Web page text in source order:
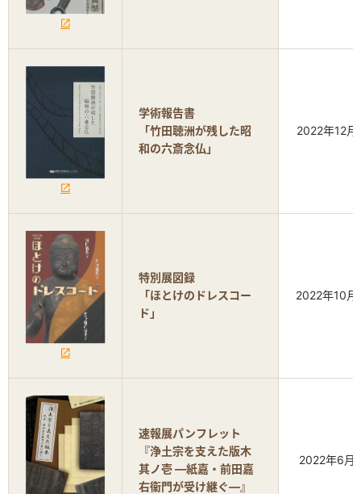
学術報告書
「竹田聴洲が残した昭
和の六斎念仏」
2022年12月
特別展図録
「ほとけのドレスコー
ド」
2022年10月
速報展パンフレット
『浄土宗を支えた版木
其ノ壱 ―紙嘉・前田嘉
右衞門が受け継ぐ―』
2022年6月